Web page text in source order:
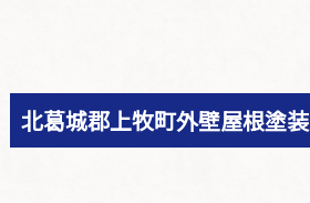
北葛城郡上牧町外壁屋根塗装